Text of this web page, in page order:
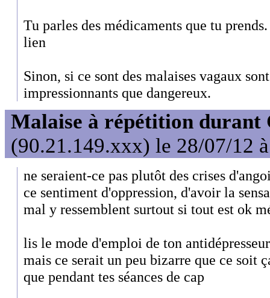
Tu parles des médicaments que tu
lien
Sinon, si ce sont des malaises vagaux
impressionnants que dangereux.
Malaise à répétition durant
(90.21.149.xxx) le 28/07/12
ne seraient-ce pas plutôt des crises
ce sentiment d'oppression, d'avoir la
mal y ressemblent surtout si tout est ok
lis le mode d'emploi de ton
mais ce serait un peu bizarre que ce soit
que pendant tes séances de cap